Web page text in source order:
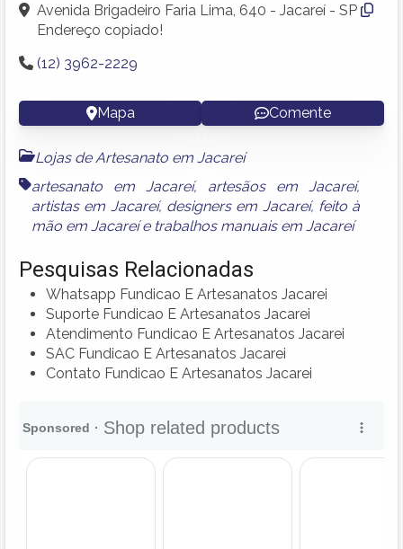
Avenida Brigadeiro Faria Lima, 640 - Jacareí - SP
Endereço copiado!
(12) 3962-2229
Mapa Comente
Lojas de Artesanato em Jacareí
artesanato em Jacareí, artesãos em Jacareí,
artistas em Jacareí, designers em Jacareí, feito à
mão em Jacareíe trabalhos manuais em Jacareí
Pesquisas Relacionadas
Whatsapp Fundicao E Artesanatos Jacarei
Suporte Fundicao E Artesanatos Jacarei
Atendimento Fundicao E Artesanatos Jacarei
SAC Fundicao E Artesanatos Jacarei
Contato Fundicao E Artesanatos Jacarei